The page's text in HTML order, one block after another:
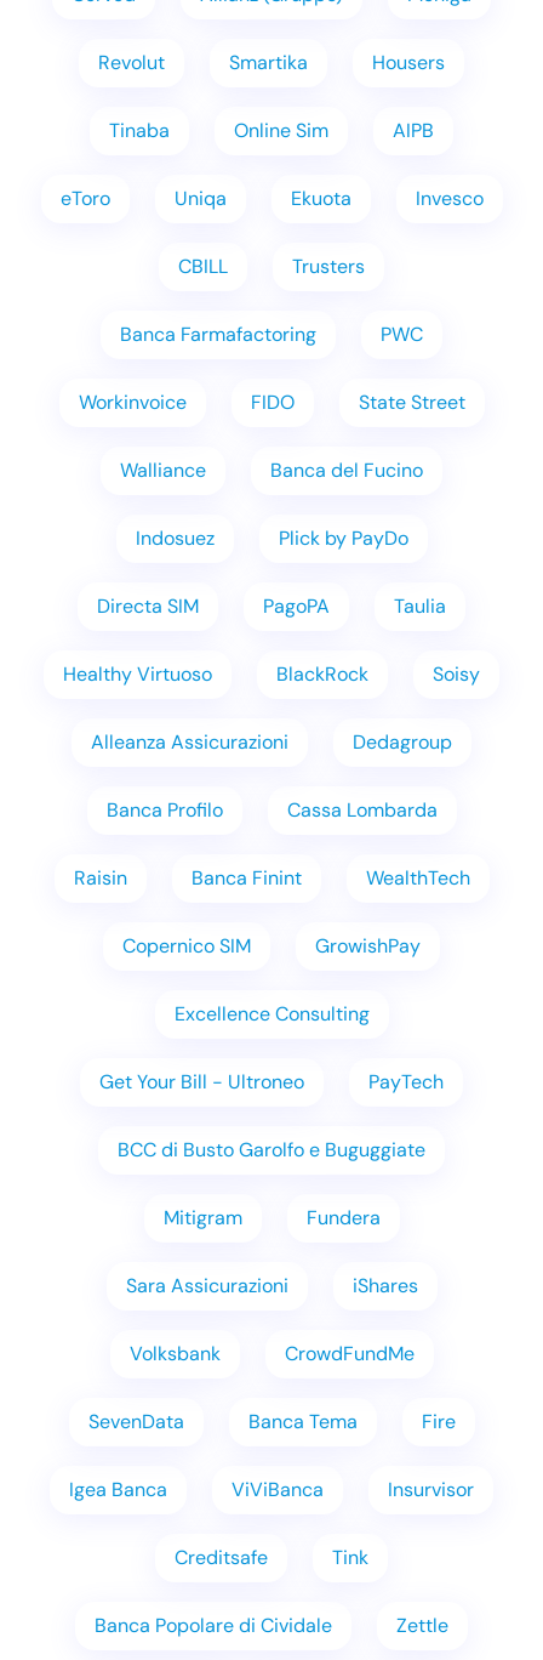
Revolut Smartika Housers
Tinaba Online Sim AIPB
eToro Uniqa Ekuota Invesco
CBILL Trusters
Banca Farmafactoring PWC
Workinvoice FIDO State Street
Walliance Banca del Fucino
Indosuez Plick by PayDo
Directa SIM PagoPA Taulia
Healthy Virtuoso BlackRock Soisy
Alleanza Assicurazioni Dedagroup
Banca Profilo Cassa Lombarda
Raisin Banca Finint WealthTech
Copernico SIM GrowishPay
Excellence Consulting
Get Your Bill - Ultroneo PayTech
BCC di Busto Garolfo e Buguggiate
Mitigram Fundera
Sara Assicurazioni iShares
Volksbank CrowdFundMe
SevenData Banca Tema Fire
Igea Banca ViViBanca Insurvisor
Creditsafe Tink
Banca Popolare di Cividale Zettle